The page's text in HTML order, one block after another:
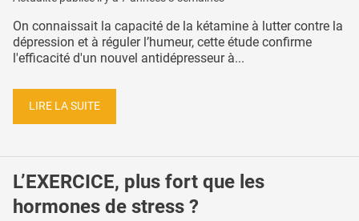
On connaissait la capacité de la kétamine à lutter contre la
dépression et à réguler l’humeur, cette étude confirme
l'efficacité d'un nouvel antidépresseur à...
LIRE LA SUITE
L’EXERCICE, plus fort que les
hormones de stress ?